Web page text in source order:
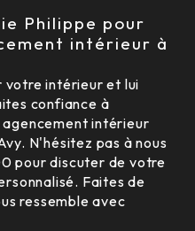
Philippe pour
intérieur à
votre intérieur et lui
confiance à
agencement intérieur
N'hésitez pas à nous
pour discuter de votre
Faites de
ressemble avec